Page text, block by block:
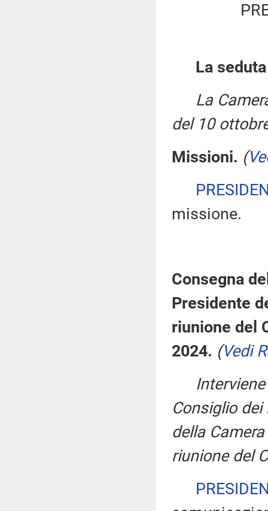
La
La
del 10
Missioni. (
missione.
Consegna
Presidente
riunione del
2024. (Vedi
Consiglio
della
riunione del